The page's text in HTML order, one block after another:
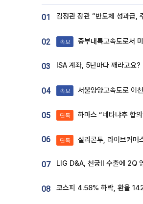
01
02 속보 중부내륙고속도로서 미상
03 ISA 계좌, 5년마다 깨라고요
04 속보 서울양양고속도로 이천터
05 단독 하마스 “네타냐후 합의안 거절, 총선
06 단독 실리콘투, 라이브커머스팀 신설…K뷰티 ‘글로벌 판
07
08